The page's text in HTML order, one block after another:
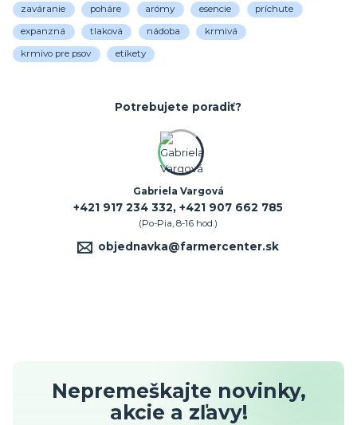
zaváranie poháre arómy esencie príchute
expanzná tlaková nádoba krmivá
krmivo pre psov etikety
Potrebujete poradiť?
Gabriela Vargová
+421 917 234 332, +421 907 662 785
(Po-Pia, 8-16 hod.)
objednavka@farmercenter.sk
Nepremeškajte novinky,
akcie a zľavy!